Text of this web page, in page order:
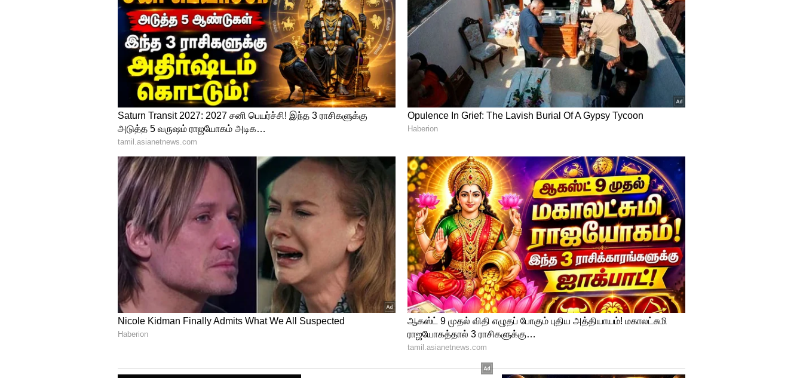
பறிபோன சிவசேனா கட்சி| உத்தவ் தாக்கரே நிர்வாகிகளுடன் இன்று
அவசர ஆலோசனை
ஆனால் தலைமை நீதிபதி டிஒய் சந்திரசூட் உடனடியாக எந்த உத்தரவும்
பிறப்பிக்க மறுத்துவிட்டார். அவர் கூறுகையில் “ விதிகள் அனைவருக்கும்
பொதுவானது, இடது அல்லது வலது அல்லது மத்திய அரசாகஇ ருந்தாலும் சரி.
முறையான வழிகள் மூலம் நாளை அணுகுங்கள்” எனத் தெரிவித்தார்